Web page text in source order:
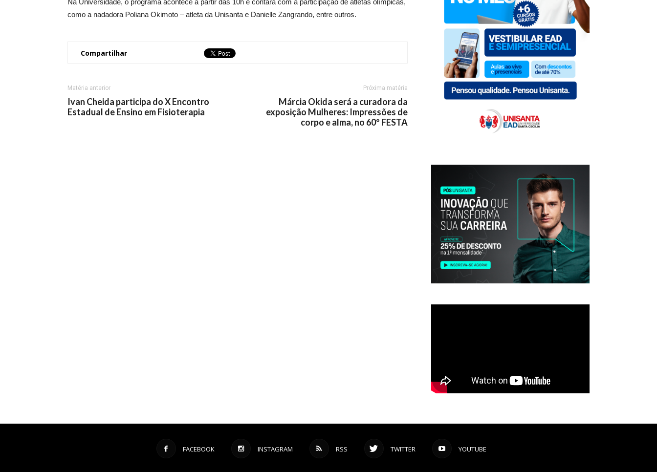
Na Universidade, o programa acontece a partir das 10h e contará com a participação de atletas olímpicas,
como a nadadora Poliana Okimoto – atleta da Unisanta e Danielle Zangrando, entre outros.
Compartilhar
Matéria anterior
Ivan Cheida participa do X Encontro
Estadual de Ensino em Fisioterapia
Próxima matéria
Márcia Okida será a curadora da
exposição Mulheres: Impressões de
corpo e alma, no 60º FESTA
FACEBOOK INSTAGRAM RSS TWITTER YOUTUBE